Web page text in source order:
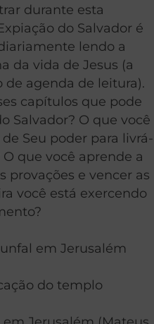
durante esta
do Salvador é
lendo a
da vida de Jesus (a
de agenda de leitura).
capítulos que pode
Salvador? O que você
Seu poder para livrá-
que você aprende a
provações e vencer as
você está exercendo
em Jerusalém
do templo